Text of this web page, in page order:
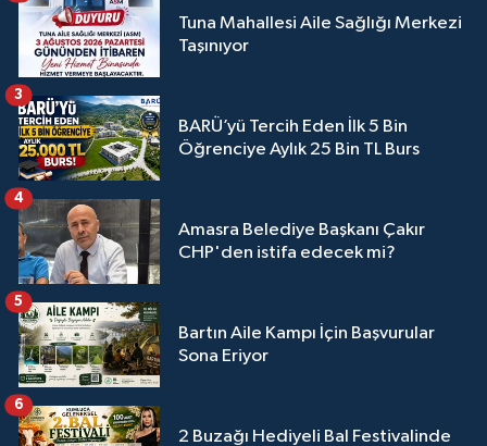
Tuna Mahallesi Aile Sağlığı Merkezi
Taşınıyor
BARÜ’yü Tercih Eden İlk 5 Bin
Öğrenciye Aylık 25 Bin TL Burs
3
Amasra Belediye Başkanı Çakır
CHP'den istifa edecek mi?
4
Bartın Aile Kampı İçin Başvurular
Sona Eriyor
5
2 Buzağı Hediyeli Bal Festivalinde
6